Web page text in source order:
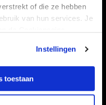
of die ze hebben
van hun services. Je
Instellingen
toestaan